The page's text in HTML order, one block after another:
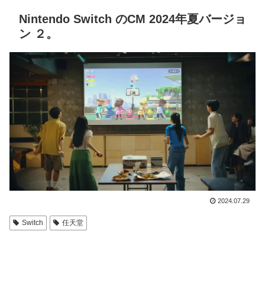
Nintendo Switch のCM 2024年夏バージョ
ン ２。
2024.07.29
Switch 任天堂